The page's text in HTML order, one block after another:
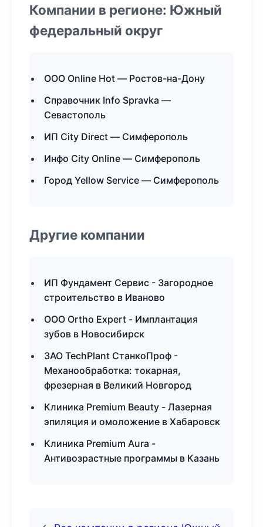
Компании в регионе: Южный
федеральный округ
ООО Online Hot — Ростов-на-Дону
Справочник Info Spravka —
Севастополь
ИП City Direct — Симферополь
Инфо City Online — Симферополь
Город Yellow Service — Симферополь
Другие компании
ИП Фундамент Сервис - Загородное
строительство в Иваново
ООО Ortho Expert - Имплантация
зубов в Новосибирск
ЗАО TechPlant СтанкоПроф -
Механообработка: токарная,
фрезерная в Великий Новгород
Клиника Premium Beauty - Лазерная
эпиляция и омоложение в Хабаровск
Клиника Premium Aura -
Антивозрастные программы в Казань